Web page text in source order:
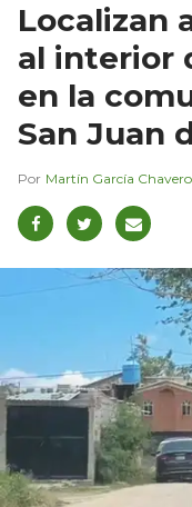
Localizan
al interior
en la
San Juan
Martín García Chavero